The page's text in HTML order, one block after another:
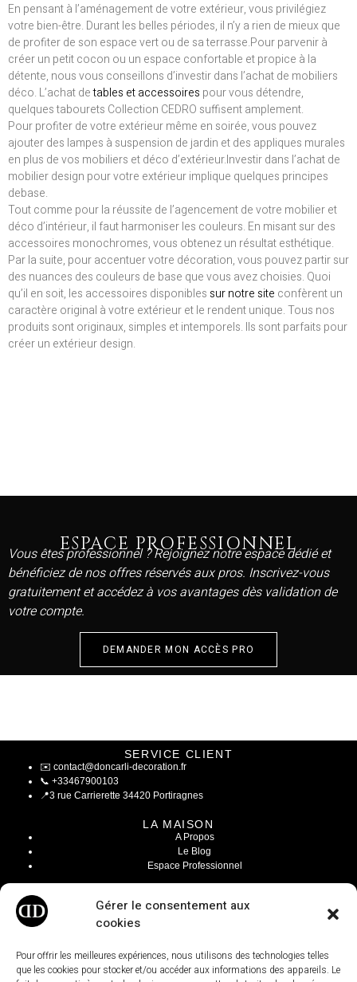
Gérer le consentement aux
cookies
Pour offrir les meilleures expériences, nous utilisons des technologies telles
que les cookies pour stocker et/ou accéder aux informations des appareils. Le
En pensant à l’aménagement de votre extérieur, vous privilégiez
votre bien-être. Durant les belles périodes, il n’y a rien de mieux que
de profiter de son espace vert ou de sa terrasse.Pour parvenir à
créer un petit cocon ou un espace confortable et propice à la
détente, nous vous conseillons d’investir dans l’achat de mobiliers
déco. L’achat detables et accessoires pour vous détendre,
quelques tabourets Collection CEDRO suffisent amplement.
Pour profiter de votre extérieur même en soirée, vous pouvez
ajouter des lampes à suspension de jardin et des appliques murales
en plus de vos mobiliers et déco d’extérieur.Investir dans l’achat de
mobilier design pour votre extérieur implique quelques principes
debase.
Tout comme pour la réussite de l’agencement de votre mobilier et
déco d’intérieur, il faut harmoniser les couleurs. En misant sur des
accessoires monochromes, vous obtenez un résultat esthétique.
Par la suite, pour accentuer votre décoration, vous pouvez partir sur
des nuances des couleurs de base que vous avez choisies. Quoi
qu’il en soit, les accessoires disponibles sur notre site confèrent un
caractère original à votre extérieur et le rendent unique. Tous nos
produits sont originaux, simples et intemporels. Ils sont parfaits pour
créer un extérieur design.
ESPACE PROFESSIONNEL
Vous êtes professionnel ? Rejoignez notre espace dédié et
bénéficiez de nos offres réservés aux pros. Inscrivez-vous
gratuitement et accédez à vos avantages dès validation de
votre compte.
DEMANDER MON ACCÈS PRO
SERVICE CLIENT
✉️ contact@doncarli-decoration.fr
📞 +33467900103
📍3 rue Carrierette 34420 Portiragnes
LA MAISON
A Propos
Le Blog
Espace Professionnel
Mentions Légales
Paiement sécurisé
Conditions générales de ventes